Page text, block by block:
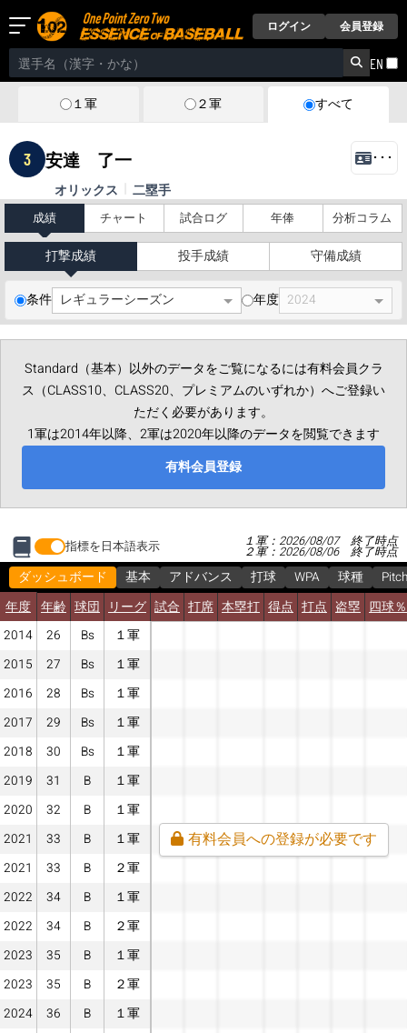
ログイン 会員登録
EN
１軍 ２軍 すべて
3 安達 了一
オリックス 二塁手
･･･
成績 チャート 試合ログ 年俸 分析コラム
打撃成績 投手成績 守備成績
条件 年度
Standard（基本）以外のデータをご覧になるには有料会員クラ
ス（CLASS10、CLASS20、プレミアムのいずれか）へご登録い
ただく必要があります。
1軍は2014年以降、2軍は2020年以降のデータを閲覧できます
有料会員登録
指標を日本語表示 １軍：2026/08/07 終了時点
２軍：2026/08/06 終了時点
ダッシュボード 基本 アドバンス 打球 WPA 球種
年度 年齢 球団 リーグ 試合 打席 本塁打 得点 打点 盗塁 四球％
2014
26 Bs
１軍
2015
27 Bs
１軍
2016
28 Bs
１軍
2017
29 Bs
１軍
2018
30 Bs
１軍
2019
31 B
１軍
2020
32 B
１軍
2021
33 B
１軍
2021
33 B
２軍
2022
34 B
１軍
2022
34 B
２軍
2023
35 B
１軍
2023
35 B
２軍
2024
36 B
１軍
有料会員への登録が必要です